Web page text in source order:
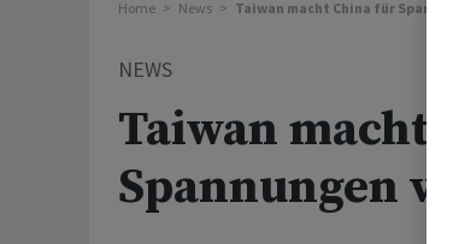
Home News Taiwan macht China für
NEWS
Taiwan macht
Spannungen